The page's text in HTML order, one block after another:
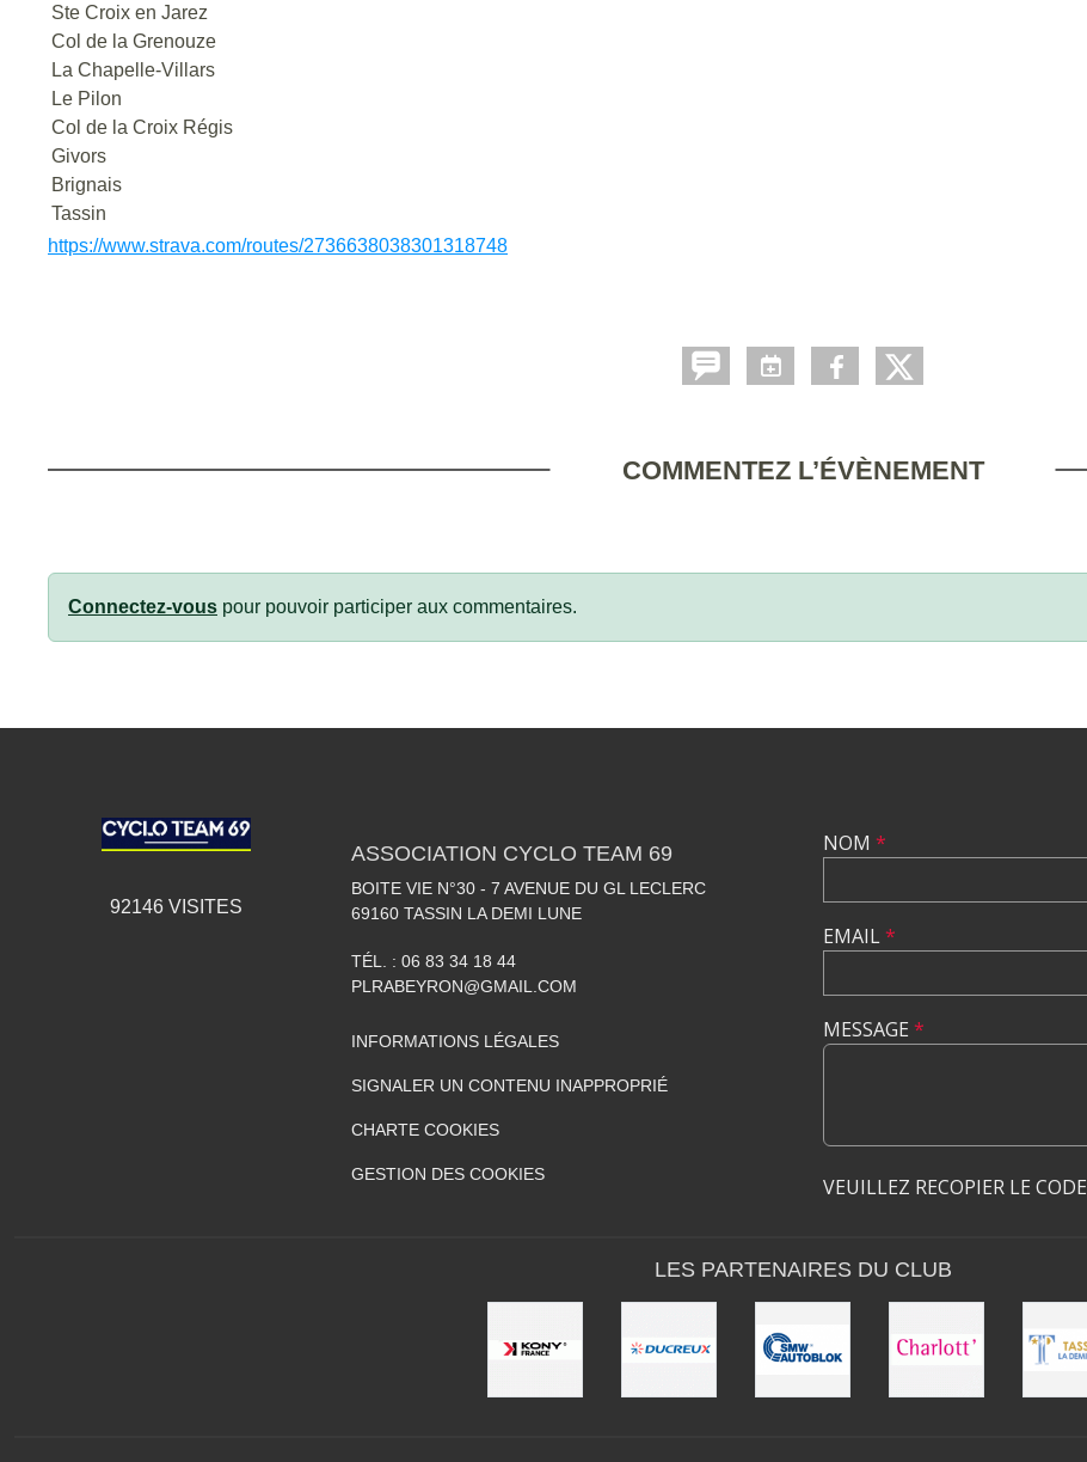
Ste Croix en Jarez
Col de la Grenouze
La Chapelle-Villars
Le Pilon
Col de la Croix Régis
Givors
Brignais
Tassin
https://www.strava.com/routes/2736638038301318748
COMMENTEZ L’ÉVÈNEMENT
Connectez-vous pour pouvoir participer aux commentaires.
92146VISITES
ASSOCIATION CYCLO TEAM 69
BOITE VIE N°30 - 7 AVENUE DU GL LECLERC
69160 TASSIN LA DEMI LUNE
TÉL. : 06 83 34 18 44
PLRABEYRON@GMAIL.COM
INFORMATIONS LÉGALES
SIGNALER UN CONTENU INAPPROPRIÉ
CHARTE COOKIES
GESTION DES COOKIES
NOM *
EMAIL*
MESSAGE *
VEUILLEZ RECOPIER LE CODE
LES PARTENAIRES DU CLUB